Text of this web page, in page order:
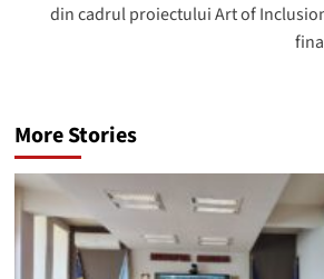
din cadrul proiectului Art of
More Stories